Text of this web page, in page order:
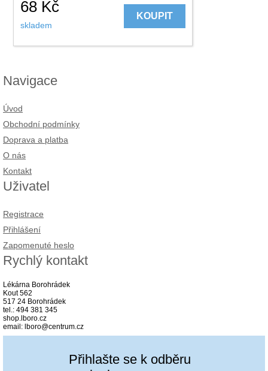
68 Kč
skladem
KOUPIT
Navigace
Úvod
Obchodní podmínky
Doprava a platba
O nás
Kontakt
Uživatel
Registrace
Přihlášení
Zapomenuté heslo
Rychlý kontakt
Lékárna Borohrádek
Kout 562
517 24 Borohrádek
tel.: 494 381 345
shop.lboro.cz
email: lboro@centrum.cz
Přihlašte se k odběru